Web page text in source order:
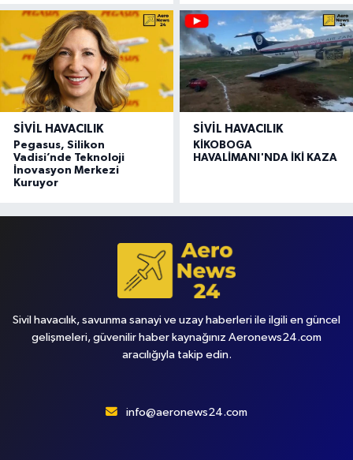
SIVIL HAVACILIK
Pegasus, Silikon
Vadisi’nde Teknoloji
İnovasyon Merkezi
Kuruyor
SIVIL HAVACILIK
KİKOBOGA
HAVALİMANI'NDA İKİ KAZA
Sivil havacılık, savunma sanayi ve uzay haberleri ile ilgili en güncel
gelişmeleri, güvenilir haber kaynağınız Aeronews24.com
aracılığıyla takip edin.
info@aeronews24.com